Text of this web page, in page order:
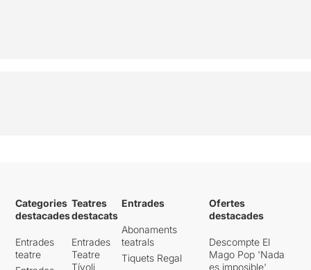
Categories
destacades
Entrades
teatre
Teatres
destacats
Entrades
Teatre
Tívoli
Entrades
Abonaments
teatrals
Tiquets Regal
Ofertes
destacades
Descompte El
Mago Pop 'Nada
es imposible'